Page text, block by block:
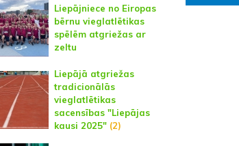
Liepājniece no Eiropas
bērnu vieglatlētikas
spēlēm atgriežas ar
zeltu
Liepājā atgriežas
tradicionālās
vieglatlētikas
sacensības "Liepājas
kausi 2025"(2)